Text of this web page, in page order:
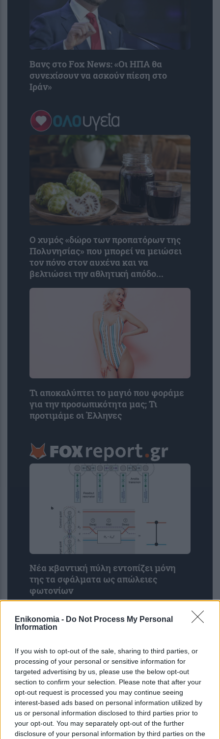
Enikonomia - Do Not Process My Personal
Information
If you wish to opt-out of the sale, sharing to third parties, or
processing of your personal or sensitive information for
targeted advertising by us, please use the below opt-out
section to confirm your selection. Please note that after your
opt-out request is processed you may continue seeing
interest-based ads based on personal information utilized by
us or personal information disclosed to third parties prior to
your opt-out. You may separately opt-out of the further
disclosure of your personal information by third parties on the
Βανς στο Fox News: «Οι ΗΠΑ θα
συνεχίσουν να ασκούν πίεση στο
Ιράν»
Ο χυμός «δώρο των προπατόρων της
Πολυνησίας» που μπορεί να μειώσει
τον πόνο στον αυχένα και να
βελτιώσει την αθλητική απόδο...
Τι αποκαλύπτει το μαγιό που φοράμε
για την προσωπικότητα μας; Τι
προτιμάμε οι Έλληνες
Νέα κβαντική πύλη εντοπίζει μόνη
της τα σφάλματα ως απώλειες
φωτονίων
Κουίζ: Πόσο καλός είσαι στην
ελληνική μυθολογία; Δοκίμασε τις
γνώσεις σου και κάνε το 3 στα 3